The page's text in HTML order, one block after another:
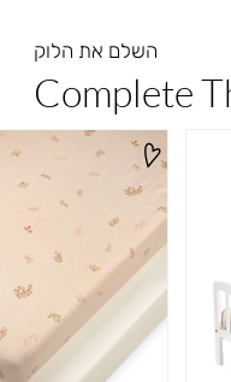
השלם את הלוק
Complete